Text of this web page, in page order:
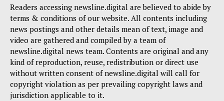
Readers accessing newsline.digital are believed to abide by
terms & conditions of our website. All contents including
news postings and other details mean of text, image and
video are gathered and compiled by a team of
newsline.digital news team. Contents are original and any
kind of reproduction, reuse, redistribution or direct use
without written consent of newsline.digital will call for
copyright violation as per prevailing copyright laws and
jurisdiction applicable to it.